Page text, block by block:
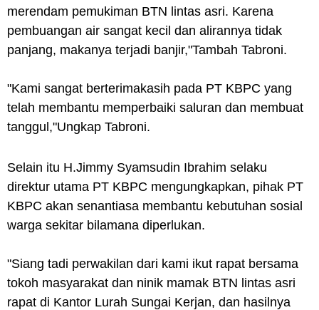
merendam pemukiman BTN lintas asri. Karena
pembuangan air sangat kecil dan alirannya tidak
panjang, makanya terjadi banjir,"Tambah Tabroni.
"Kami sangat berterimakasih pada PT KBPC yang
telah membantu memperbaiki saluran dan membuat
tanggul,"Ungkap Tabroni.
Selain itu H.Jimmy Syamsudin Ibrahim selaku
direktur utama PT KBPC mengungkapkan, pihak PT
KBPC akan senantiasa membantu kebutuhan sosial
warga sekitar bilamana diperlukan.
"Siang tadi perwakilan dari kami ikut rapat bersama
tokoh masyarakat dan ninik mamak BTN lintas asri
rapat di Kantor Lurah Sungai Kerjan, dan hasilnya